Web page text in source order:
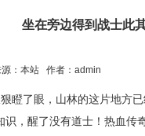
坐在旁边得到战士此
：本站 作者：admin
瞪了眼，山林的这片地方
识，醒了没有道士！热血